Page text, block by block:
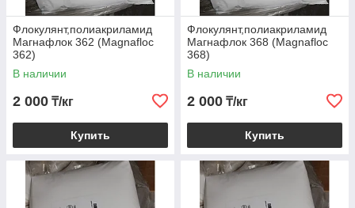
Флокулянт,полиакриламид
Магнафлок 362 (Magnafloc
362)
В наличии
2 000 ₸/кг
Купить
Флокулянт,полиакриламид
Магнафлок 368 (Magnafloc
368)
В наличии
2 000 ₸/кг
Купить